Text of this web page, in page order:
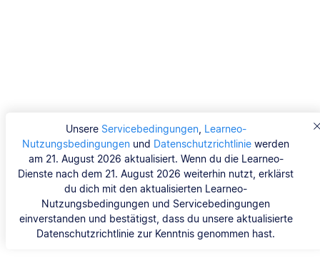
Unsere Servicebedingungen, Learneo-
Nutzungsbedingungen und Datenschutzrichtlinie werden
am 21. August 2026 aktualisiert. Wenn du die Learneo-
Dienste nach dem 21. August 2026 weiterhin nutzt, erklärst
du dich mit den aktualisierten Learneo-
Nutzungsbedingungen und Servicebedingungen
einverstanden und bestätigst, dass du unsere aktualisierte
Datenschutzrichtlinie zur Kenntnis genommen hast.